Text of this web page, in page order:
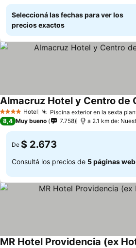
Seleccioná las fechas para ver los
precios exactos
4 EstrellasHotel Piscina exterior en la sexta
Almacruz Hotel y Centro de
8,4 Muy bueno 7.758
De $ 2.673
Consultá los precios de 5 páginas web
MR Hotel Providencia (ex